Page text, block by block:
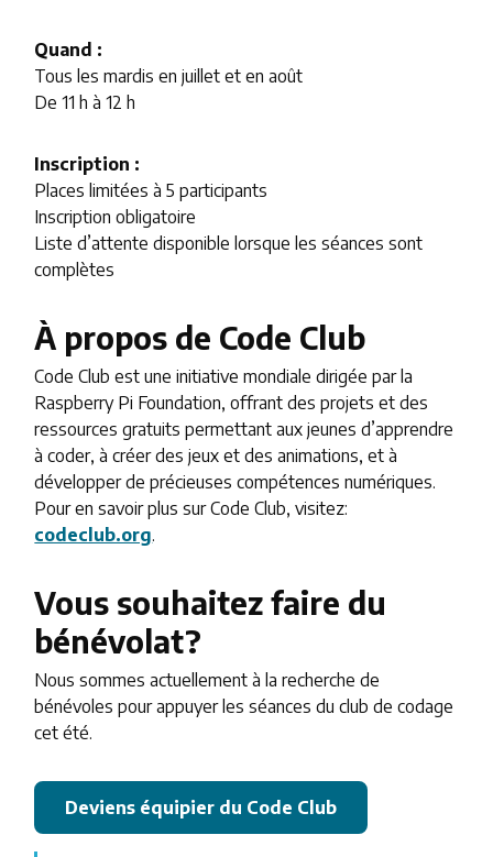
Quand :
Tous les mardis en juillet et en août
De 11 h à 12 h
Inscription :
Places limitées à 5 participants
Inscription obligatoire
Liste d’attente disponible lorsque les séances sont
complètes
À propos de Code Club
Code Club est une initiative mondiale dirigée par la
Raspberry Pi Foundation, offrant des projets et des
ressources gratuits permettant aux jeunes d’apprendre
à coder, à créer des jeux et des animations, et à
développer de précieuses compétences numériques.
Pour en savoir plus sur Code Club, visitez:
codeclub.org.
Vous souhaitez faire du
bénévolat?
Nous sommes actuellement à la recherche de
bénévoles pour appuyer les séances du club de codage
cet été.
Deviens équipier du Code Club